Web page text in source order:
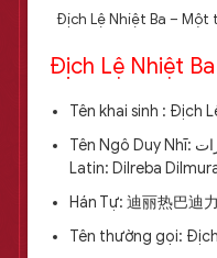
Địch Lệ Nhiệt Ba – Một
Địch Lệ Nhiệt
Tên khai sinh : Địch
Tên Ngô Duy Nhĩ: دىلرەبا دىلمۇرات – Phiên âm
Latin: Dilreba
Hán Tự: 迪丽热巴迪
Tên thường gọi: